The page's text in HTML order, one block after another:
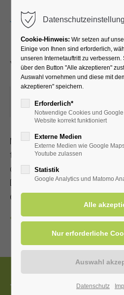
Yoga für Leib
ORT: KURHALLE
Mit Achtsamkeit und Selbstliebe
tiefer Selbsterfahrung gelangen.
der 90-Minuten-Kurs im Kurpark
Decke und ein Getränk mit. Bitte
einfinden. Mit Kur-/
Zurück
Tourist-Information
Cookie-Hinweis: Wir setzen auf
Einige von Ihnen sind erforderlich,
unseren Internetauftritt zu
über den Button "Alle akzeptieren"
Auswahl vornehmen und diese mit
akzeptieren" speichern.
Erforderlich*
Notwendige Cookies und
Website korrekt funktioniert
Externe Medien
Externe Medien wie Google
Youtube zulassen
Statistik
Google Analytics und Matomo
Datenschutz